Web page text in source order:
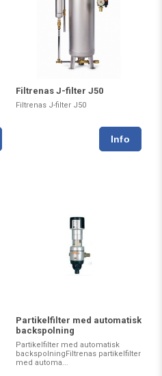
Filtrenas J-filter J50
Filtrenas J-filter J50
Partikelfilter med automatisk
backspolning
Partikelfilter med automatisk
backspolningFiltrenas partikelfilter
med automa...